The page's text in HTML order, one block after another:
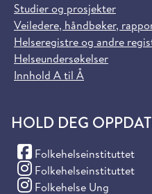
Studier og prosjekter
Veiledere, håndbøker,
Helseregistre og andre
Helseundersøkelser
Innhold A til Å
HOLD DEG
Folkehelseinstituttet
(Facebook)
Folkehelseinstituttet
(Instagram)
Folkehelse Ung
(Instagram)